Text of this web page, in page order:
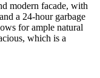
modern facade, with
a 24-hour garbage
for ample natural
which is a